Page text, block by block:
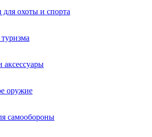
для охоты и спорта
оружие
самообороны